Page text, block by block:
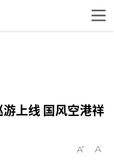
上线 国风空港祥